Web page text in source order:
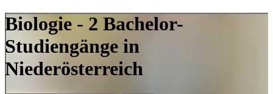
Biologie - 2 Bachelor-
Studiengänge in
Niederösterreich